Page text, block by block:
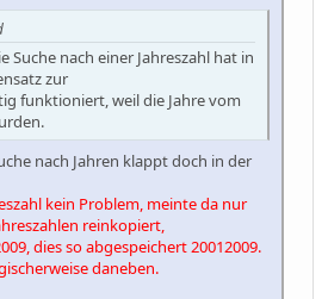
Suche nach einer Jahreszahl hat in
zur
funktioniert, weil die Jahre vom
nach Jahren klappt doch in der
kein Problem, meinte da nur
reinkopiert,
dies so abgespeichert 20012009.
daneben.